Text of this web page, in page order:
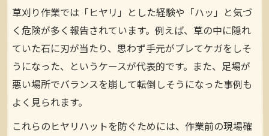
草刈り作業では「ヒヤリ」とした経験や「ハッ」と気づ
く危険が多く報告されています。例えば、草の中に隠れ
ていた石に刃が当たり、思わず手元がブレてケガをしそ
うになった、というケースが代表的です。また、足場が
悪い場所でバランスを崩して転倒しそうになった事例も
よく見られます。
これらのヒヤリハットを防ぐためには、作業前の現場確